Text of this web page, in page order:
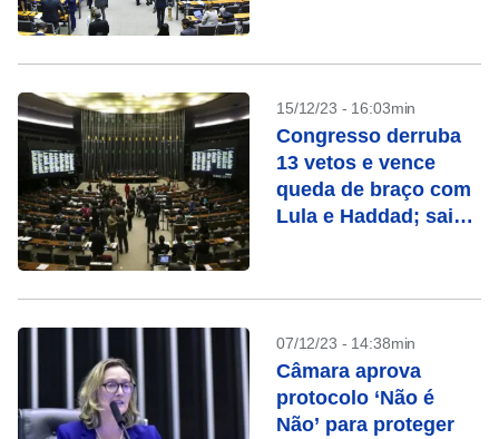
15/12/23 - 16:03min
Congresso derruba
13 vetos e vence
queda de braço com
Lula e Haddad; saiba
07/12/23 - 14:38min
Câmara aprova
protocolo ‘Não é
Não’ para proteger